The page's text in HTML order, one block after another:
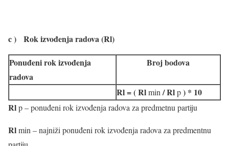
c ) Rok izvođenja radova (Rl)
Ponuđeni rok izvođenja
radova
Broj bodova
Rl = ( Rlmin / Rlp) * 10
Rlp – ponuđeni rok izvođenja radova za predmetnu partiju
Rlmin – najniži ponuđeni rok izvođenja radova za predmentnu